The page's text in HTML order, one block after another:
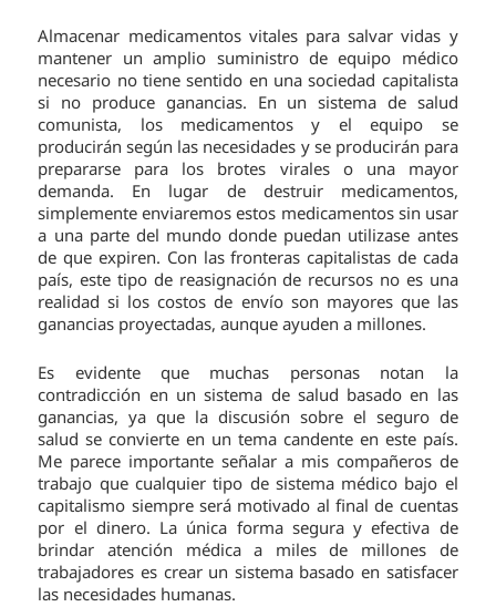
Almacenar medicamentos vitales para salvar vidas y
mantener un amplio suministro de equipo médico
necesario no tiene sentido en una sociedad capitalista
si no produce ganancias. En un sistema de salud
comunista, los medicamentos y el equipo se
producirán según las necesidades y se producirán para
prepararse para los brotes virales o una mayor
demanda. En lugar de destruir medicamentos,
simplemente enviaremos estos medicamentos sin usar
a una parte del mundo donde puedan utilizase antes
de que expiren. Con las fronteras capitalistas de cada
país, este tipo de reasignación de recursos no es una
realidad si los costos de envío son mayores que las
ganancias proyectadas, aunque ayuden a millones.
Es evidente que muchas personas notan la
contradicción en un sistema de salud basado en las
ganancias, ya que la discusión sobre el seguro de
salud se convierte en un tema candente en este país.
Me parece importante señalar a mis compañeros de
trabajo que cualquier tipo de sistema médico bajo el
capitalismo siempre será motivado al final de cuentas
por el dinero. La única forma segura y efectiva de
brindar atención médica a miles de millones de
trabajadores es crear un sistema basado en satisfacer
las necesidades humanas.